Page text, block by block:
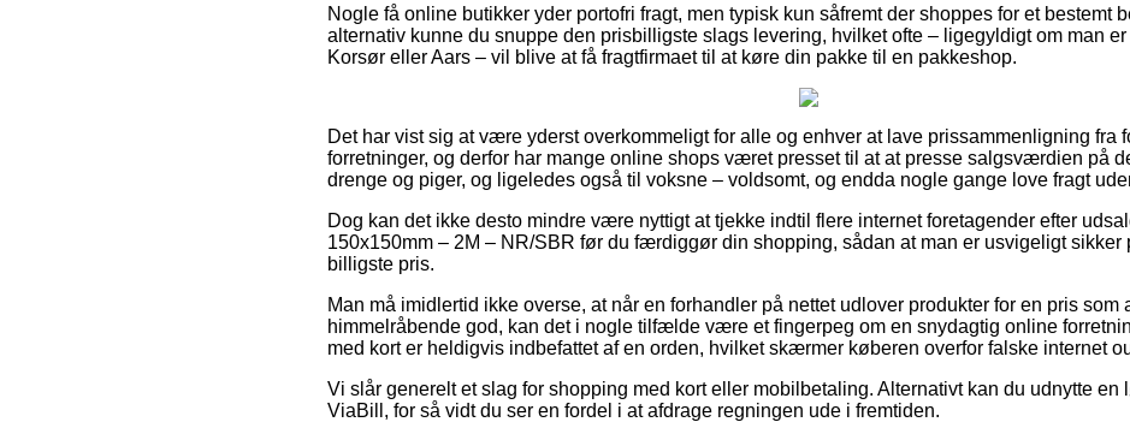
Nogle få online butikker yder portofri fragt, men typisk kun såfremt der shoppes for et bestemt
alternativ kunne du snuppe den prisbilligste slags levering, hvilket ofte – ligegyldigt om man
Korsør eller Aars – vil blive at få fragtfirmaet til at køre din pakke til en pakkeshop.
Det har vist sig at være yderst overkommeligt for alle og enhver at lave prissammenligning fra
forretninger, og derfor har mange online shops været presset til at at presse salgsværdien på
drenge og piger, og ligeledes også til voksne – voldsomt, og endda nogle gange love fragt
Dog kan det ikke desto mindre være nyttigt at tjekke indtil flere internet foretagender efter
150x150mm – 2M – NR/SBR før du færdiggør din shopping, sådan at man er usvigeligt sikker
billigste pris.
Man må imidlertid ikke overse, at når en forhandler på nettet udlover produkter for en pris som
himmelråbende god, kan det i nogle tilfælde være et fingerpeg om en snydagtig online
med kort er heldigvis indbefattet af en orden, hvilket skærmer køberen overfor falske internet
Vi slår generelt et slag for shopping med kort eller mobilbetaling. Alternativt kan du udnytte en
ViaBill, for så vidt du ser en fordel i at afdrage regningen ude i fremtiden.